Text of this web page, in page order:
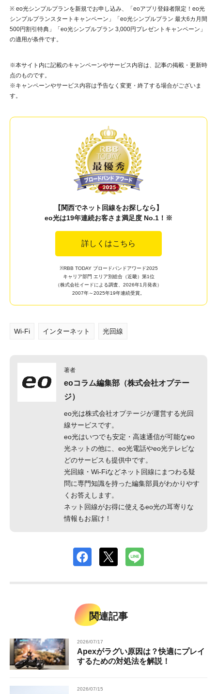
※ eo光シンプルプランを新規でお申し込み、「eoアプリ登録者限定！eo光
シンプルプランスタートキャンペーン」「eo光シンプルプラン 最大6カ月間
500円割引特典」「eo光シンプルプラン 3,000円プレゼントキャンペーン」
の適用が条件です。
※本サイト内に記載のキャンペーンやサービス内容は、記事の掲載・更新時
点のものです。
※キャンペーンやサービス内容は予告なく変更・終了する場合がございま
す。
【関西でネット回線をお探しなら】
eo光は19年連続お客さま満足度 No.1！※
詳しくはこちら
※RBB TODAY ブロードバンドアワード2025
キャリア部門 エリア別総合（近畿）第1位
（株式会社イードによる調査、2026年1月発表）
2007年～2025年19年連続受賞。
Wi-Fi インターネット 光回線
著者
eoコラム編集部（株式会社オプテー
ジ）
eo光は株式会社オプテージが運営する光回
線サービスです。
eo光はいつでも安定・高速通信が可能なeo
光ネットの他に、eo光電話やeo光テレビな
どのサービスも提供中です。
光回線・Wi-Fiなどネット回線にまつわる疑
問に専門知識を持った編集部員がわかりやす
くお答えします。
ネット回線がお得に使えるeo光の耳寄りな
情報もお届け！
関連記事
2026/07/17
Apexがラグい原因は？快適にプレイ
するための対処法を解説！
2026/07/15